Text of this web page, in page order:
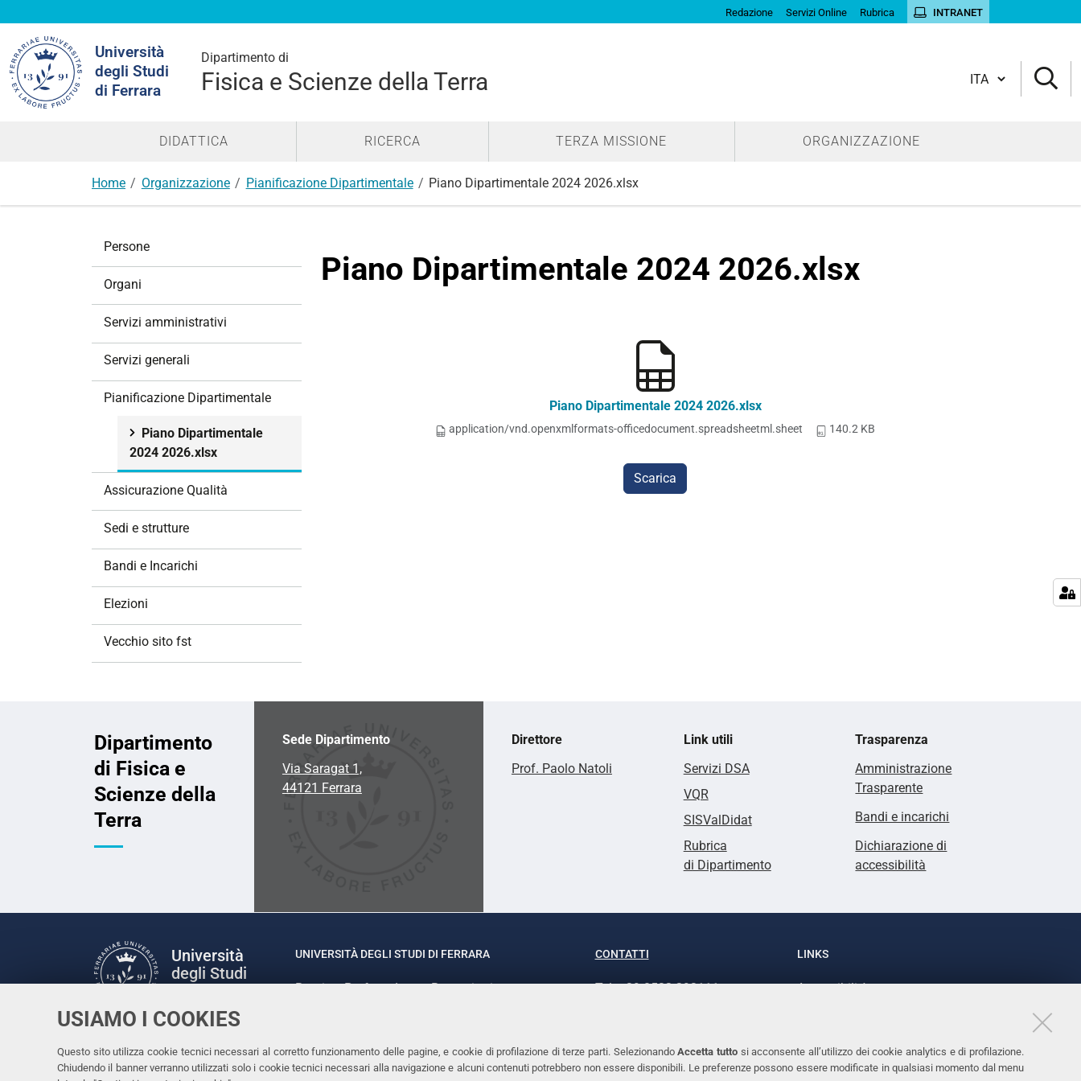
USIAMO I COOKIES
Questo sito utilizza cookie tecnici necessari al corretto funzionamento delle pagine, e cookie di profilazione di terze parti. SelezionandoAccetta tutto si acconsente all’utilizzo dei cookie analytics e di profilazione.
Chiudendo il banner verranno utilizzati solo i cookie tecnici necessari alla navigazione e alcuni contenuti potrebbero non essere disponibili. Le preferenze possono essere modificate in qualsiasi momento dal menu
Redazione Servizi Online Rubrica INTRANET
Università
degli Studi
di Ferrara
Dipartimento di
Fisica e Scienze della Terra
nel
sito
Cambia lingua
DIDATTICA RICERCA TERZA MISSIONE ORGANIZZAZIONE
Home Organizzazione Pianificazione Dipartimentale Piano Dipartimentale 2024 2026.xlsx
Piano Dipartimentale 2024 2026.xlsx
Piano Dipartimentale 2024 2026.xlsx
application/vnd.openxmlformats-officedocument.spreadsheetml.sheet 140.2 KB
Scarica
Persone
Organi
Servizi amministrativi
Servizi generali
Pianificazione Dipartimentale
Piano Dipartimentale
2024 2026.xlsx
Assicurazione Qualità
Sedi e strutture
Bandi e Incarichi
Elezioni
Vecchio sito fst
Dipartimento
di Fisica e
Scienze della
Terra
Sede Dipartimento
Via Saragat 1,
44121 Ferrara
Direttore
Prof. Paolo Natoli
Link utili
Servizi DSA
VQR
SISValDidat
Rubrica
di Dipartimento
Trasparenza
Amministrazione
Trasparente
Bandi e incarichi
Dichiarazione di
accessibilità
Università
degli Studi
Facebook
LinkedinInstagram
Youtube
UNIVERSITÀ DEGLI STUDI DI FERRARA
Rettrice: Prof.ssa Laura Ramaciotti
CONTATTI
Tel. +39 0532 293111
LINKS
Accessibilità
Cookies